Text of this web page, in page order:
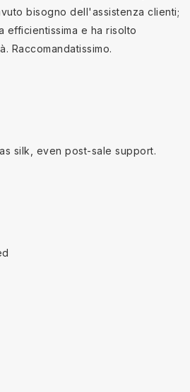
bisogno dell'assistenza clienti;
efficientissima e ha risolto
Raccomandatissimo.
silk, even post-sale support.